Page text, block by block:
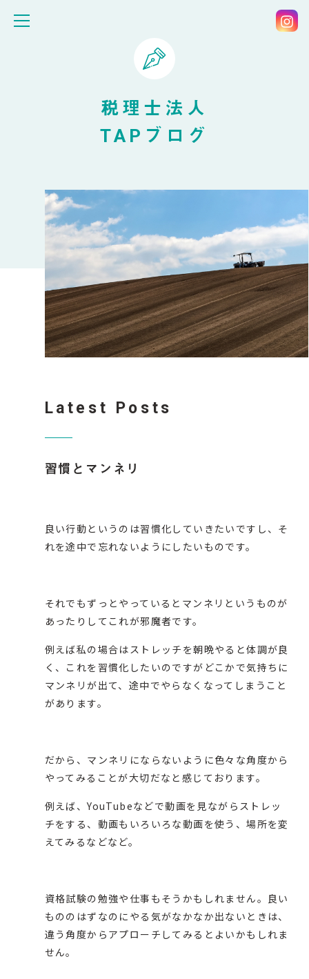
税理士法人
TAPブログ
Latest Posts
習慣とマンネリ
良い行動というのは習慣化していきたいですし、そ
れを途中で忘れないようにしたいものです。
それでもずっとやっているとマンネリというものが
あったりしてこれが邪魔者です。
例えば私の場合はストレッチを朝晩やると体調が良
く、これを習慣化したいのですがどこかで気持ちに
マンネリが出て、途中でやらなくなってしまうこと
があります。
だから、マンネリにならないように色々な角度から
やってみることが大切だなと感じております。
例えば、YouTubeなどで動画を見ながらストレッ
チをする、動画もいろいろな動画を使う、場所を変
えてみるなどなど。
資格試験の勉強や仕事もそうかもしれません。良い
もののはずなのにやる気がなかなか出ないときは、
違う角度からアプローチしてみるとよいかもしれま
せん。